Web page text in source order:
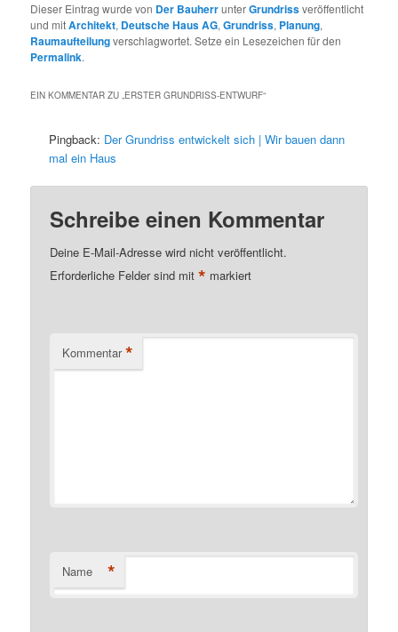
Dieser Eintrag wurde von Der BauherrunterGrundrissveröffentlicht
und mitArchitekt, Deutsche Haus AG,Grundriss, Planung,
Raumaufteilungverschlagwortet. Setze ein Lesezeichen für den
Permalink.
EIN KOMMENTAR ZU „ERSTER GRUNDRISS-ENTWURF“
Pingback: Der Grundriss entwickelt sich | Wir bauen dann
mal ein Haus
Schreibe einen Kommentar
Deine E-Mail-Adresse wird nicht veröffentlicht.
Erforderliche Felder sind mit* markiert
Kommentar *
Name *